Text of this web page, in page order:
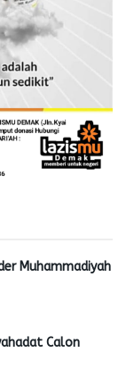
Muhammadiyah
Calon